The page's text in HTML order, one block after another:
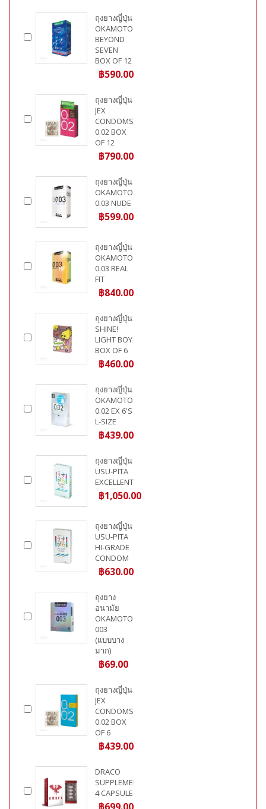
ถุงยางญี่ปุ่น
OKAMOTO
BEYOND
SEVEN
BOX OF 12
฿590.00
ถุงยางญี่ปุ่น
JEX
CONDOMS
0.02 BOX
OF 12
฿790.00
ถุงยางญี่ปุ่น
OKAMOTO
0.03 NUDE
฿599.00
ถุงยางญี่ปุ่น
OKAMOTO
0.03 REAL
FIT
฿840.00
ถุงยางญี่ปุ่น
SHINE!
LIGHT BOY
BOX OF 6
฿460.00
ถุงยางญี่ปุ่น
OKAMOTO
0.02 EX 6'S
L-SIZE
฿439.00
ถุงยางญี่ปุ่น
USU-PITA
EXCELLENT
฿1,050.00
ถุงยางญี่ปุ่น
USU-PITA
HI-GRADE
CONDOM
฿630.00
ถุงยาง
อนามัย
OKAMOTO
003
(แบบบาง
มาก)
฿69.00
ถุงยางญี่ปุ่น
JEX
CONDOMS
0.02 BOX
OF 6
฿439.00
DRACO
SUPPLEMENT
4 CAPSULE